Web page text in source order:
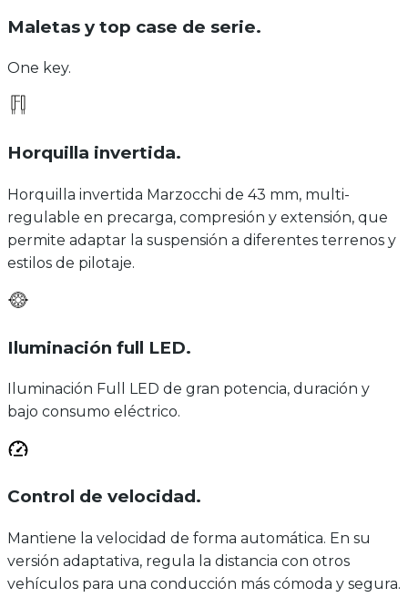
Maletas y top case de serie.
One key.
Horquilla invertida.
Horquilla invertida Marzocchi de 43 mm, multi-
regulable en precarga, compresión y extensión, que
permite adaptar la suspensión a diferentes terrenos y
estilos de pilotaje.
Iluminación full LED.
Iluminación Full LED de gran potencia, duración y
bajo consumo eléctrico.
Control de velocidad.
Mantiene la velocidad de forma automática. En su
versión adaptativa, regula la distancia con otros
vehículos para una conducción más cómoda y segura.